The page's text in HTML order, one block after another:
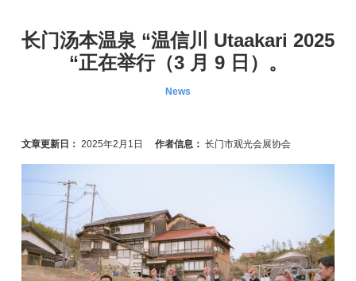
长门汤本温泉 “温信川 Utaakari 2025
“正在举行（3 月 9 日）。
News
文章更新日： 2025年2月1日 作者信息： 长门市观光会展协会